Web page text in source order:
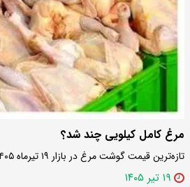
مرغ کامل کیلویی چند شد؟
تازه‌ترین قیمت گوشت مرغ در بازار ۱۹ تیرماه ۱۴۰۵ را در این گزارش بخوانید.
۱۹ تیر ۱۴۰۵